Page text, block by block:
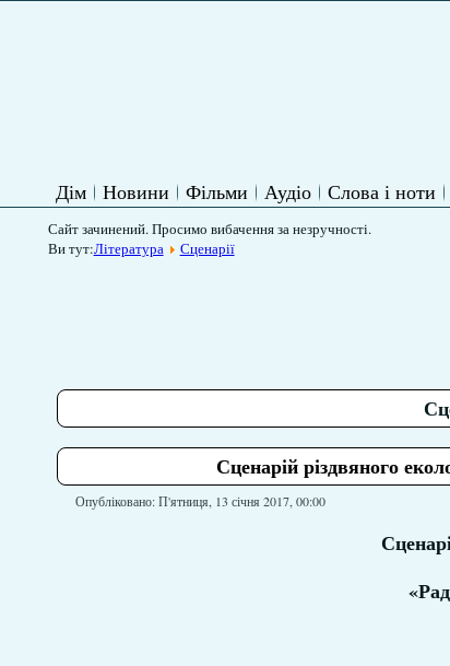
Дім Новини Фільми Аудіо Слова і ноти
Сайт зачинений. Просимо вибачення за незручності.
Ви тут:Література Сценарії
Сценарій різдвяного
Опубліковано: П'ятниця, 13 січня 2017, 00:00